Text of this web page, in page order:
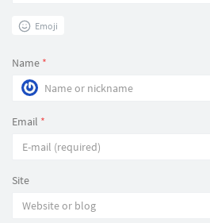
Emoji
Name *
Email *
Site